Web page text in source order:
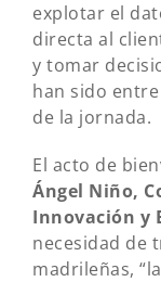
explotar el
directa al
y tomar
han sido
de la jornada.
El acto de
Ángel Niño,
Innovación y
necesidad de
madrileñas,